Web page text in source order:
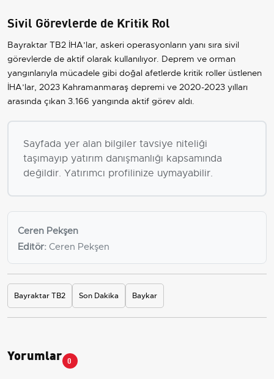
Sivil Görevlerde de Kritik Rol
Bayraktar TB2 İHA’lar, askeri operasyonların yanı sıra sivil
görevlerde de aktif olarak kullanılıyor. Deprem ve orman
yangınlarıyla mücadele gibi doğal afetlerde kritik roller üstlenen
İHA’lar, 2023 Kahramanmaraş depremi ve 2020-2023 yılları
arasında çıkan 3.166 yangında aktif görev aldı.
Sayfada yer alan bilgiler tavsiye niteliği
taşımayıp yatırım danışmanlığı kapsamında
değildir. Yatırımcı profilinize uymayabilir.
Ceren Pekşen
Editör: Ceren Pekşen
Bayraktar TB2 Son Dakika Baykar
Yorumlar 0